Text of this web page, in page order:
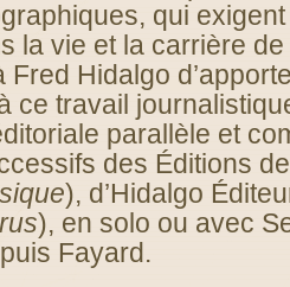
qui
la vie et la carrière de
Fred Hidalgo
ce travail
parallèle et
des Éditions
), d’Hidalgo
), en solo ou avec
Fayard.